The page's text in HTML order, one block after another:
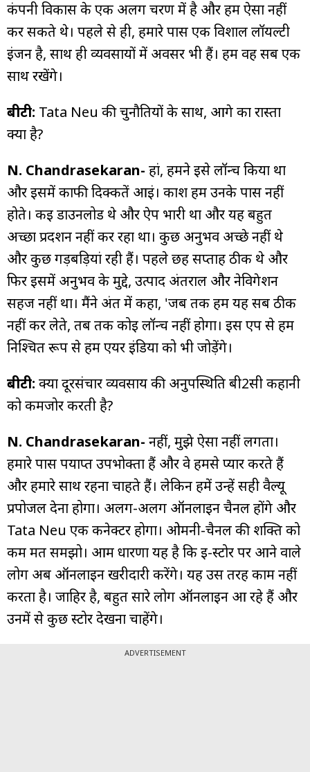
कंपनी विकास के एक अलग चरण में है और हम ऐसा नहीं
कर सकते थे। पहले से ही, हमारे पास एक विशाल लॉयल्टी
इंजन है, साथ ही व्यवसायों में अवसर भी हैं। हम वह सब एक
साथ रखेंगे।
बीटी: Tata Neu की चुनौतियों के साथ, आगे का रास्ता
क्या है?
N. Chandrasekaran- हां, हमने इसे लॉन्च किया था
और इसमें काफी दिक्कतें आईं। काश हम उनके पास नहीं
होते। कई डाउनलोड थे और ऐप भारी था और यह बहुत
अच्छा प्रदर्शन नहीं कर रहा था। कुछ अनुभव अच्छे नहीं थे
और कुछ गड़बड़ियां रही हैं। पहले छह सप्ताह ठीक थे और
फिर इसमें अनुभव के मुद्दे, उत्पाद अंतराल और नेविगेशन
सहज नहीं था। मैंने अंत में कहा, 'जब तक हम यह सब ठीक
नहीं कर लेते, तब तक कोई लॉन्च नहीं होगा। इस एप से हम
निश्चित रूप से हम एयर इंडिया को भी जोड़ेंगे।
बीटी: क्या दूरसंचार व्यवसाय की अनुपस्थिति बी2सी कहानी
को कमजोर करती है?
N. Chandrasekaran- नहीं, मुझे ऐसा नहीं लगता।
हमारे पास पर्याप्त उपभोक्ता हैं और वे हमसे प्यार करते हैं
और हमारे साथ रहना चाहते हैं। लेकिन हमें उन्हें सही वैल्यू
प्रपोजल देना होगा। अलग-अलग ऑनलाइन चैनल होंगे और
Tata Neu एक कनेक्टर होगा। ओमनी-चैनल की शक्ति को
कम मत समझो। आम धारणा यह है कि ई-स्टोर पर आने वाले
लोग अब ऑनलाइन खरीदारी करेंगे। यह उस तरह काम नहीं
करता है। जाहिर है, बहुत सारे लोग ऑनलाइन आ रहे हैं और
उनमें से कुछ स्टोर देखना चाहेंगे।
ADVERTISEMENT